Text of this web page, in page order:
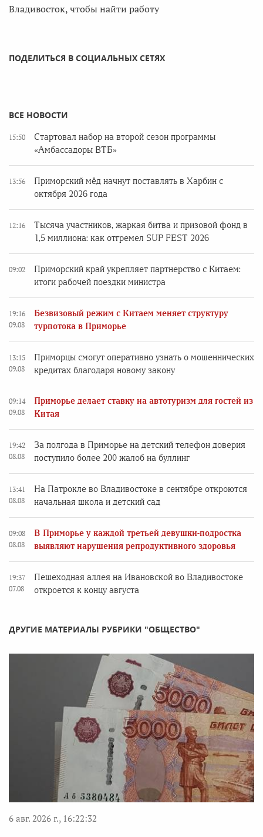
Владивосток, чтобы найти работу
ПОДЕЛИТЬСЯ В СОЦИАЛЬНЫХ СЕТЯХ
ВСЕ НОВОСТИ
15:50
Стартовал набор на второй сезон программы
«Амбассадоры ВТБ»
13:56
Приморский мёд начнут поставлять в Харбин с
октября 2026 года
12:16
Тысяча участников, жаркая битва и призовой фонд в
1,5 миллиона: как отгремел SUP FEST 2026
09:02
Приморский край укрепляет партнерство с Китаем:
итоги рабочей поездки министра
19:16
09.08
Безвизовый режим с Китаем меняет структуру
турпотока в Приморье
13:15
09.08
Приморцы смогут оперативно узнать о мошеннических
кредитах благодаря новому закону
09:14
09.08
Приморье делает ставку на автотуризм для гостей из
Китая
19:42
08.08
За полгода в Приморье на детский телефон доверия
поступило более 200 жалоб на буллинг
13:41
08.08
На Патрокле во Владивостоке в сентябре откроются
начальная школа и детский сад
09:08
08.08
В Приморье у каждой третьей девушки-подростка
выявляют нарушения репродуктивного здоровья
19:37
07.08
Пешеходная аллея на Ивановской во Владивостоке
откроется к концу августа
ДРУГИЕ МАТЕРИАЛЫ РУБРИКИ "ОБЩЕСТВО"
6 авг. 2026 г., 16:22:32